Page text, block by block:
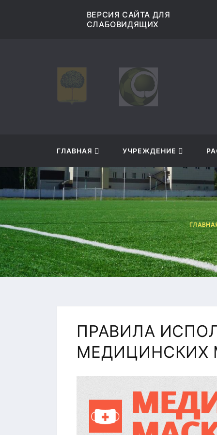
ВЕРСИЯ САЙТА ДЛЯ
СЛАБОВИДЯЩИХ
ГЛАВНАЯ УЧРЕЖДЕНИЕ
ПРАВИЛА
МЕДИЦИНСКИХ
УЛ. УШИНСКОГО, 5,
+7 (4742) 48-27-23
+7 (4742) 28-40-32
GTO.SOKOL@MAIL.RU